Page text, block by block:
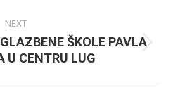
NEXT
Next
ŠKOLE PAVLA
U CENTRU LUG